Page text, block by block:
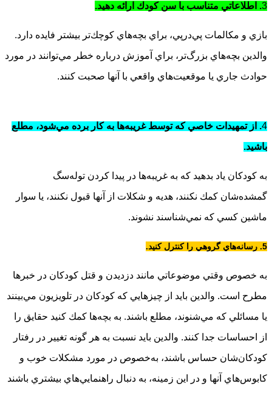
3. اطلاعاتي متناسب با سن كودك ارائه دهيد.
بازي و مكالمات پي‌در‌پي، براي بچه‌هاي كوچك‌تر بيشتر فايده دارد.
والدين بچه‌هاي بزرگ‌تر، براي آموزش درباره خطر مي‌توانند در مورد
حوادث جاري يا موقعيت‌هاي واقعي با آنها صحبت كنند.
4. از تمهيدات خاصي كه توسط غريبه‌ها به كار برده مي‌شود، مطلع
باشيد.
به كودكان ياد بدهيد كه به غريبه‌ها در پيدا كردن توله‌سگ
گمشده‌شان كمك نكنند، هديه و شكلات از آنها قبول نكنند، يا سوار
ماشين كسي كه نمي‌شناسند نشوند.
5. رسانه‌هاي گروهي را كنترل كنيد.
به خصوص وقتي موضوعاتي مانند دزديدن و قتل كودكان در خبرها
مطرح است. والدين بايد از چيزهايي كه كودكان در تلويزيون مي‌بينند
يا مسائلي كه مي‌شنوند، مطلع باشند. به بچه‌ها كمك كنيد حقايق را
از احساسات جدا كنند. والدين بايد نسبت به هر گونه تغيير در رفتار
كودكان‌شان حساس باشند، به‌خصوص در مورد مشكلات خوب و
كابوس‌هاي آنها و در اين زمينه، به دنبال راهنمايي‌هاي بيشتري باشند